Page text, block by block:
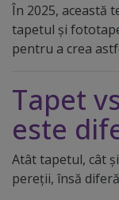
În 2025, această
tapetul și
pentru a crea
Tapet
este
Atât tapetul, cât
pereții, însă